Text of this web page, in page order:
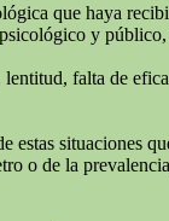
que haya
y
falta de
estas situaciones
o de la